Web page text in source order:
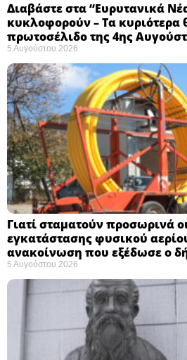
Διαβάστε στα “Ευρυτανικά
κυκλοφορούν – Τα κυριότερα
πρωτοσέλιδο της 4ης
5 Αυγούστου 2026
Γιατί σταματούν προσωρινά
εγκατάστασης φυσικού
ανακοίνωση που εξέδωσε ο
5 Αυγούστου 2026